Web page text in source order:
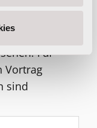
Für
Vortrag
sind